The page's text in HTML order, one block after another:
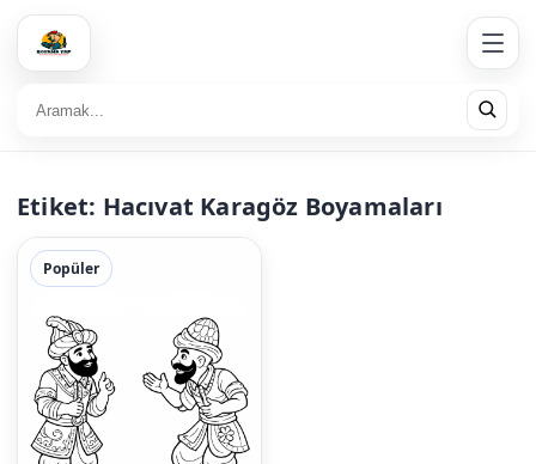
Etiket: Hacıvat Karagöz Boyamaları
Popüler